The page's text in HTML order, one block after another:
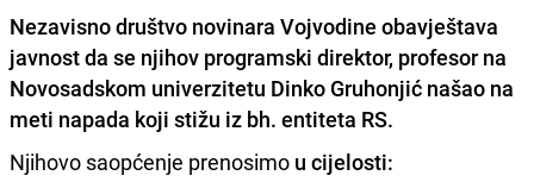
Nezavisno društvo novinara Vojvodine obavještava
javnost da se njihov programski direktor, profesor na
Novosadskom univerzitetu Dinko Gruhonjić našao na
meti napada koji stižu iz bh. entiteta RS.
Njihovo saopćenje prenosimo u cijelosti: